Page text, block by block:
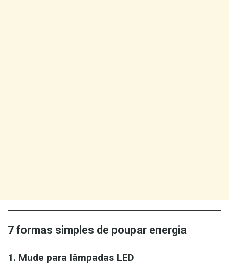
7 formas simples de poupar energia
1. Mude para lâmpadas LED